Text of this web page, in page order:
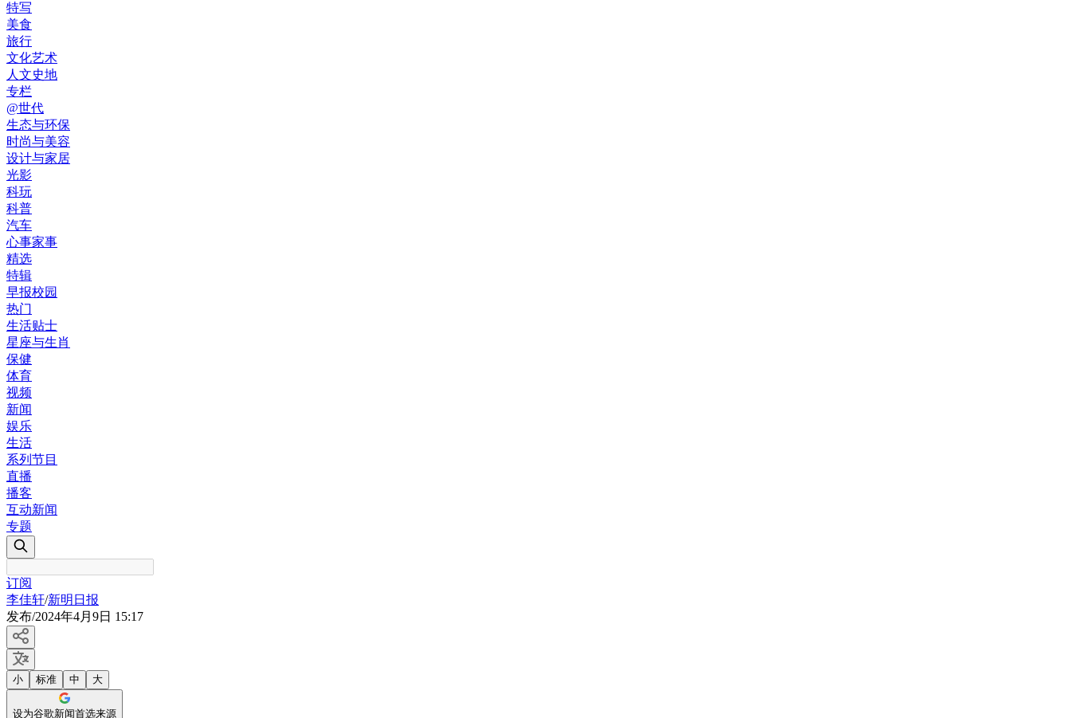
特写
美食
旅行
文化艺术
人文史地
专栏
@世代
生态与环保
时尚与美容
设计与家居
光影
科玩
科普
汽车
心事家事
精选
特辑
早报校园
热门
生活贴士
星座与生肖
保健
体育
视频
新闻
娱乐
生活
系列节目
直播
播客
互动新闻
专题
订阅
​​​​​​李佳轩/新明日报
发布/2024年4月9日 15:17
小 标准 中 大
设为谷歌新闻首选来源